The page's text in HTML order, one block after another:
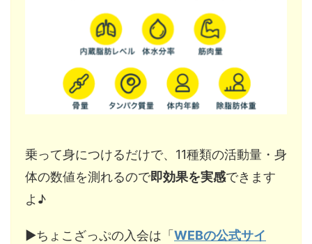
乗って身につけるだけで、11種類の活動量・身
体の数値を測れるので即効果を実感できます
よ♪
▶︎ちょこざっぷの入会は「 WEBの公式サイ